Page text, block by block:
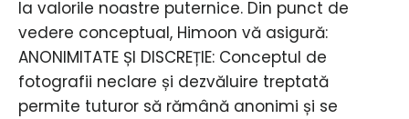
la valorile noastre puternice. Din punct de
vedere conceptual, Himoon vă asigură:
ANONIMITATE ȘI DISCREȚIE: Conceptul de
fotografii neclare și dezvăluire treptată
permite tuturor să rămână anonimi și se